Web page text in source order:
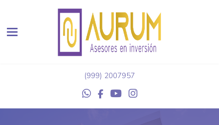
Toggle navigation
(999) 2007957